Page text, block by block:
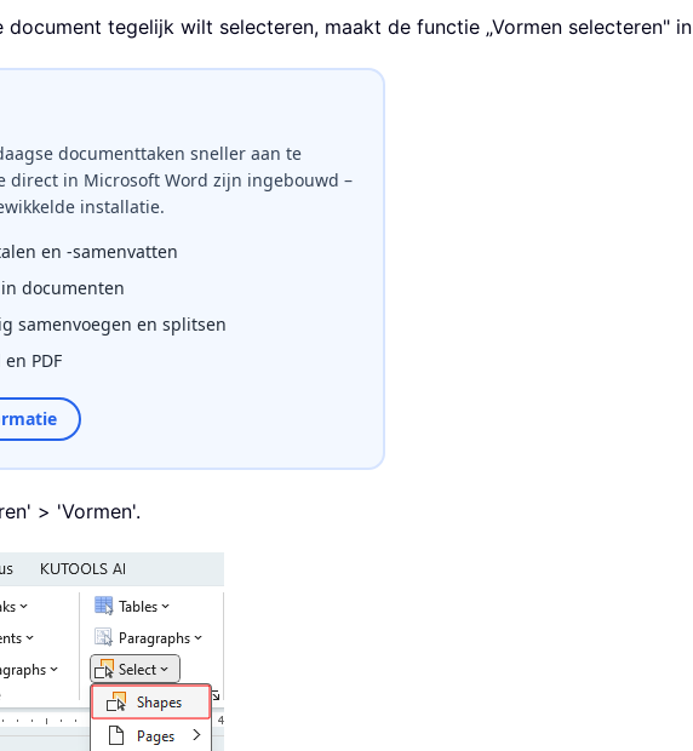
tegelijk wilt selecteren, maakt de functie „Vormen selecteren" in
documenttaken sneller aan te
direct in Microsoft Word zijn ingebouwd –
installatie.
en -samenvatten
documenten
samenvoegen en splitsen
PDF
> 'Vormen'.